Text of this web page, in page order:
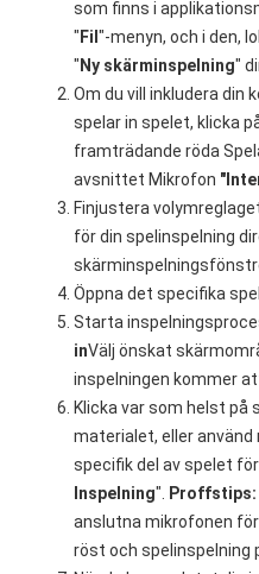
som finns i
"Fil"-menyn, och i den,
"Ny skärminspelning"
Om du vill inkludera din
spelar in spelet, klicka
framträdande röda
avsnittet Mikrofon
Finjustera
för din spelinspelning
Öppna det specifika
Starta
inVälj önskat
inspelningen kommer
Klicka var som helst på
materialet, eller
specifik del av spelet
Inspelning". Proffstips:
anslutna mikrofonen
röst och spelinspelning